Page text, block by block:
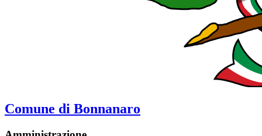
Comune di Bonnanaro